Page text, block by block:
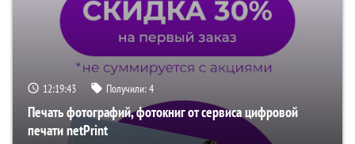
12:19:42 Получили:4
Печать фотографий, фотокниг от сервиса цифровой
печати netPrint